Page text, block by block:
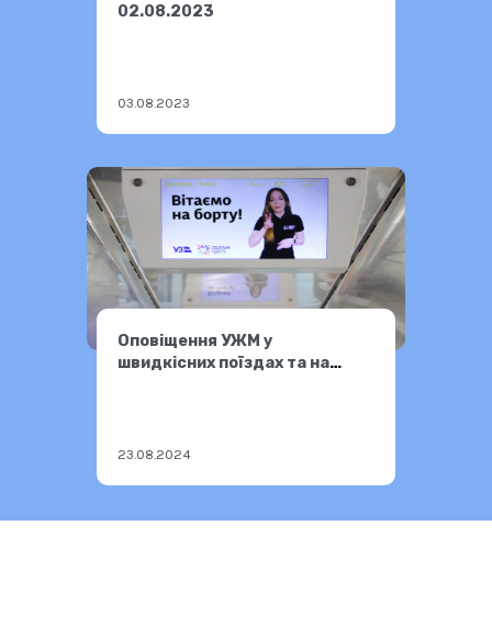
02.08.2023
03.08.2023
Оповіщення УЖМ у
швидкісних поїздах та на
23.08.2024